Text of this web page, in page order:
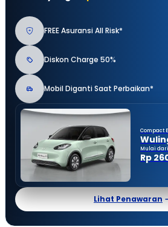
FREE Asuransi All Risk*
Diskon Charge 50%
Mobil Diganti Saat Perbaikan*
Compact
Mulai dari
Rp
Lihat Penawaran